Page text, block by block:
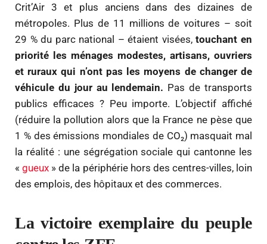
Crit’Air 3 et plus anciens dans des dizaines de
métropoles. Plus de 11 millions de voitures – soit
29 % du parc national – étaient visées,touchant en
priorité les ménages modestes, artisans, ouvriers
et ruraux qui n’ont pas les moyens de changer de
véhicule du jour au lendemain. Pas de transports
publics efficaces ? Peu importe. L’objectif affiché
(réduire la pollution alors que la France ne pèse que
1 % des émissions mondiales de CO₂) masquait mal
la réalité : une ségrégation sociale qui cantonne les
«gueux » de la périphérie hors des centres-villes, loin
des emplois, des hôpitaux et des commerces.
La victoire exemplaire du peuple